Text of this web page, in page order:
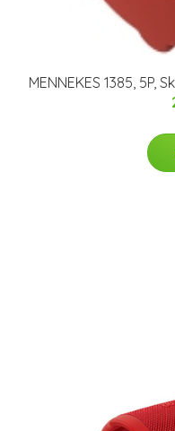
MENNEKES 1385, 5P,